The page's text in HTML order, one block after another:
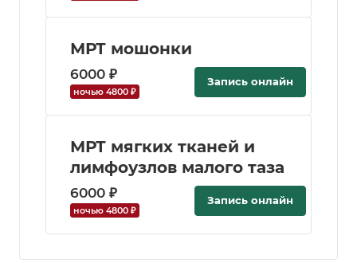
МРТ мошонки
6000 ₽
ночью 4800 ₽
Запись онлайн
МРТ мягких тканей и
лимфоузлов малого таза
6000 ₽
ночью 4800 ₽
Запись онлайн